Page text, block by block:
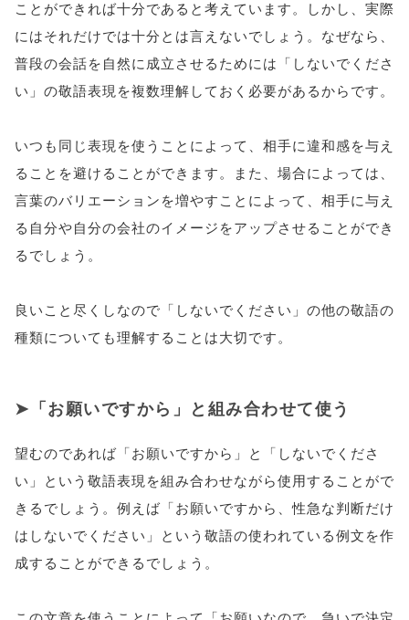
ことができれば十分であると考えています。しかし、実際
にはそれだけでは十分とは言えないでしょう。なぜなら、
普段の会話を自然に成立させるためには「しないでくださ
い」の敬語表現を複数理解しておく必要があるからです。
いつも同じ表現を使うことによって、相手に違和感を与え
ることを避けることができます。また、場合によっては、
言葉のバリエーションを増やすことによって、相手に与え
る自分や自分の会社のイメージをアップさせることができ
るでしょう。
良いこと尽くしなので「しないでください」の他の敬語の
種類についても理解することは大切です。
「お願いですから」と組み合わせて使う
望むのであれば「お願いですから」と「しないでくださ
い」という敬語表現を組み合わせながら使用することがで
きるでしょう。例えば「お願いですから、性急な判断だけ
はしないでください」という敬語の使われている例文を作
成することができるでしょう。